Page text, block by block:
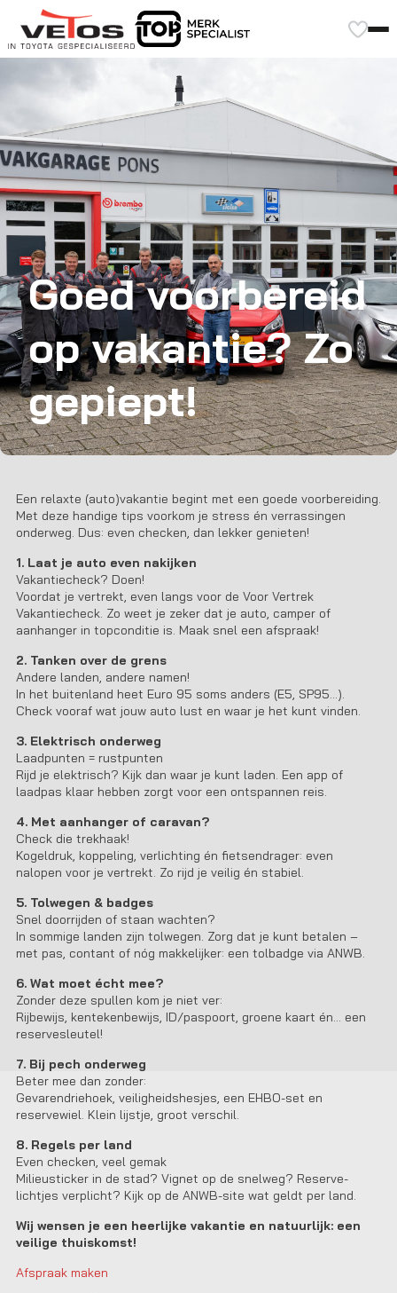
Goed voorbereid
op vakantie? Zo
gepiept!
Een relaxte (auto)vakantie begint met een goede voorbereiding.
Met deze handige tips voorkom je stress én verrassingen
onderweg. Dus: even checken, dan lekker genieten!
1. Laat je auto even nakijken
Vakantiecheck? Doen!
Voordat je vertrekt, even langs voor de Voor Vertrek
Vakantiecheck. Zo weet je zeker dat je auto, camper of
aanhanger in topconditie is. Maak snel een afspraak!
2. Tanken over de grens
Andere landen, andere namen!
In het buitenland heet Euro 95 soms anders (E5, SP95…).
Check vooraf wat jouw auto lust en waar je het kunt vinden.
3. Elektrisch onderweg
Laadpunten = rustpunten
Rijd je elektrisch? Kijk dan waar je kunt laden. Een app of
laadpas klaar hebben zorgt voor een ontspannen reis.
4. Met aanhanger of caravan?
Check die trekhaak!
Kogeldruk, koppeling, verlichting én fietsendrager: even
nalopen voor je vertrekt. Zo rijd je veilig én stabiel.
5. Tolwegen & badges
Snel doorrijden of staan wachten?
In sommige landen zijn tolwegen. Zorg dat je kunt betalen –
met pas, contant of nóg makkelijker: een tolbadge via ANWB.
6. Wat moet écht mee?
Zonder deze spullen kom je niet ver:
Rijbewijs, kentekenbewijs, ID/paspoort, groene kaart én… een
reservesleutel!
7. Bij pech onderweg
Beter mee dan zonder:
Gevarendriehoek, veiligheidshesjes, een EHBO-set en
reservewiel. Klein lijstje, groot verschil.
8. Regels per land
Even checken, veel gemak
Milieusticker in de stad? Vignet op de snelweg? Reserve-
lichtjes verplicht? Kijk op de ANWB-site wat geldt per land.
Wij wensen je een heerlijke vakantie en natuurlijk: een
veilige thuiskomst!
Afspraak maken